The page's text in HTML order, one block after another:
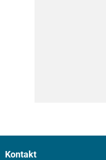
Kontakt